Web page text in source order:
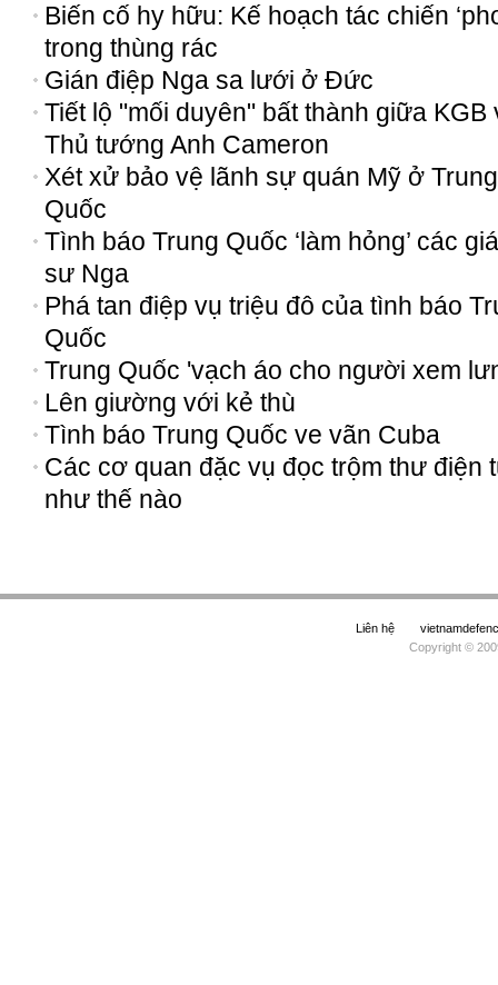
Biến cố hy hữu: Kế hoạch tác chiến
trong thùng rác
Gián điệp Nga sa lưới ở Đức
Tiết lộ "mối duyên" bất thành giữa KGB
Thủ tướng Anh Cameron
Xét xử bảo vệ lãnh sự quán Mỹ ở Trung
Quốc
Tình báo Trung Quốc ‘làm hỏng’ các
sư Nga
Phá tan điệp vụ triệu đô của tình báo
Quốc
Trung Quốc 'vạch áo cho người xem
Lên giường với kẻ thù
Tình báo Trung Quốc ve vãn Cuba
Các cơ quan đặc vụ đọc trộm thư điện
như thế nào
Liên hệ
Copyright ©